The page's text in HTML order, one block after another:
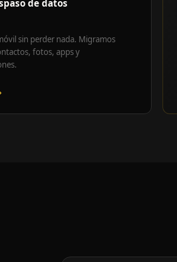
de datos
sin perder nada. Migramos
fotos, apps y